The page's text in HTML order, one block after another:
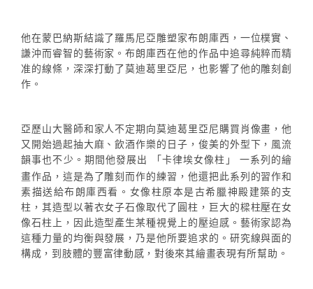
他在蒙巴納斯結識了羅馬尼亞雕塑家布朗庫西，一位樸實、
謙沖而睿智的藝術家。布朗庫西在他的作品中追尋純粹而精
准的線條，深深打動了莫迪葛里亞尼，也影響了他的雕刻創
作。
亞歷山大醫師和家人不定期向莫迪葛里亞尼購買肖像畫，他
又開始過起抽大麻、飲酒作樂的日子，俊美的外型下，風流
韻事也不少。期間他發展出
「 卡律埃女像柱 」
一系列的繪
畫作品，這是為了雕刻而作的練習，他還把此系列的習作和
素描送給布朗庫西看。女像柱原本是古希臘神殿建築的支
柱，其造型以著衣女子石像取代了圓柱，巨大的樑柱壓在女
像石柱上，因此造型產生某種視覺上的壓迫感。藝術家認為
這種力量的均衡與發展，乃是他所要追求的。研究線與面的
構成，到肢體的豐富律動感，對後來其繪畫表現有所幫助。